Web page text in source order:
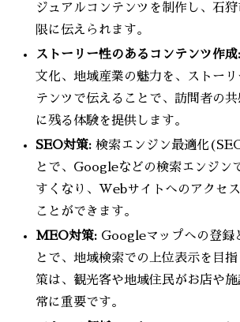
ジュアルコンテンツを制作し、石
限に伝えられます。
ストーリー性のあるコンテンツ作成:
文化、地域産業の魅力を、ストー
テンツで伝えることで、訪問者の
に残る体験を提供します。
SEO対策: 検索エンジン最適化
とで、Googleなどの検索エンジン
すくなり、Webサイトへのアクセ
ことができます。
MEO対策: Googleマップへの登録
とで、地域検索での上位表示を目
策は、観光客や地域住民がお店や
常に重要です。